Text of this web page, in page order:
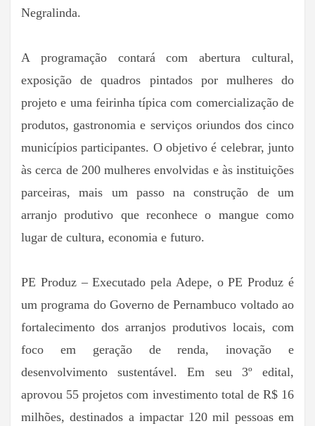
Negralinda.
A programação contará com abertura cultural,
exposição de quadros pintados por mulheres do
projeto e uma feirinha típica com comercialização de
produtos, gastronomia e serviços oriundos dos cinco
municípios participantes. O objetivo é celebrar, junto
às cerca de 200 mulheres envolvidas e às instituições
parceiras, mais um passo na construção de um
arranjo produtivo que reconhece o mangue como
lugar de cultura, economia e futuro.
PE Produz – Executado pela Adepe, o PE Produz é
um programa do Governo de Pernambuco voltado ao
fortalecimento dos arranjos produtivos locais, com
foco em geração de renda, inovação e
desenvolvimento sustentável. Em seu 3º edital,
aprovou 55 projetos com investimento total de R$ 16
milhões, destinados a impactar 120 mil pessoas em